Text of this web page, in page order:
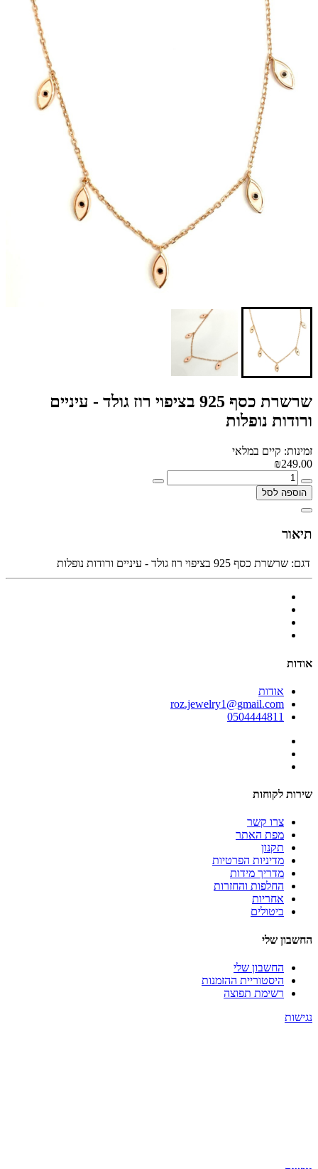
שרשרת כסף 925 בציפוי רוז גולד - עיניים
ורודות נופלות
זמינות: קיים במלאי
₪249.00
הוספה לסל
תיאור
דגם: שרשרת כסף 925 בציפוי רוז גולד - עיניים ורודות נופלות
אודות
אודות
roz.jewelry1@gmail.com
0504444811
שירות לקוחות
צרו קשר
מפת האתר
תקנון
מדיניות הפרטיות
מדריך מידות
החלפות והחזרות
אחריות
ביטולים
החשבון שלי
החשבון שלי
היסטוריית ההזמנות
רשימת תפוצה
נגישות